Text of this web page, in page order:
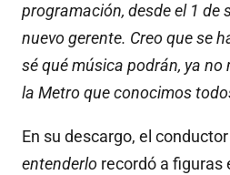
programación, desde el 1 de
nuevo gerente. Creo que se
sé qué música podrán, ya no
la Metro que conocimos
En su descargo, el
entenderlo recordó a figuras